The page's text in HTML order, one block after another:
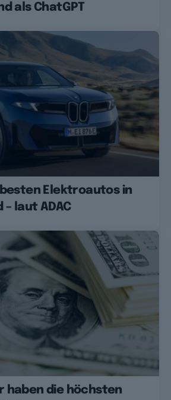
als ChatGPT
besten Elektroautos in
laut ADAC
haben die höchsten